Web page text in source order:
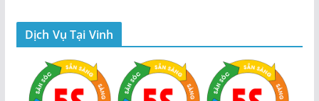
Dịch Vụ Tại Vinh